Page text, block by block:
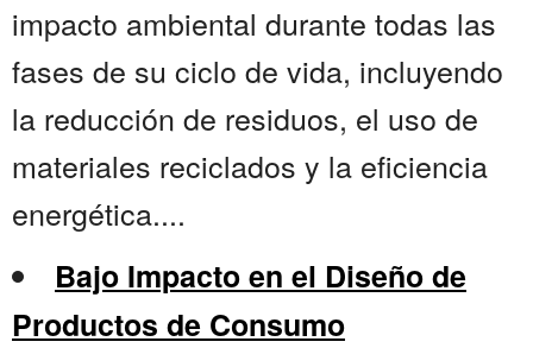
impacto ambiental durante todas las
fases de su ciclo de vida, incluyendo
la reducción de residuos, el uso de
materiales reciclados y la eficiencia
energética....
Bajo Impacto en el Diseño de
Productos de Consumo